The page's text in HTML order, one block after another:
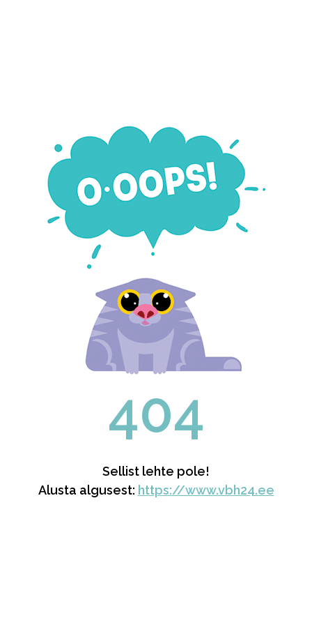
404
Sellist lehte pole!
Alusta algusest: https://www.vbh24.ee